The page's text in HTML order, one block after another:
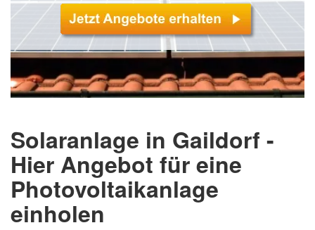
Solaranlage in Gaildorf -
Hier Angebot für eine
Photovoltaikanlage
einholen